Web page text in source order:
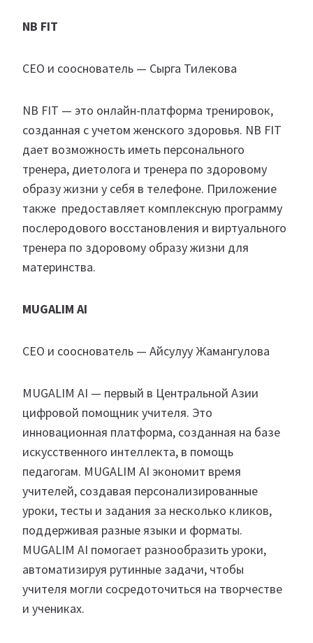
NB FIT
СЕО и сооснователь — Сырга Тилекова
NB FIT — это онлайн-платформа тренировок,
созданная с учетом женского здоровья. NB FIT
дает возможность иметь персонального
тренера, диетолога и тренера по здоровому
образу жизни у себя в телефоне. Приложение
также предоставляет комплексную программу
послеродового восстановления и виртуального
тренера по здоровому образу жизни для
материнства.
MUGALIM AI
СЕО и сооснователь — Айсулуу Жамангулова
MUGALIM AI — первый в Центральной Азии
цифровой помощник учителя. Это
инновационная платформа, созданная на базе
искусственного интеллекта, в помощь
педагогам. MUGALIM AI экономит время
учителей, создавая персонализированные
уроки, тесты и задания за несколько кликов,
поддерживая разные языки и форматы.
MUGALIM AI помогает разнообразить уроки,
автоматизируя рутинные задачи, чтобы
учителя могли сосредоточиться на творчестве
и учениках.